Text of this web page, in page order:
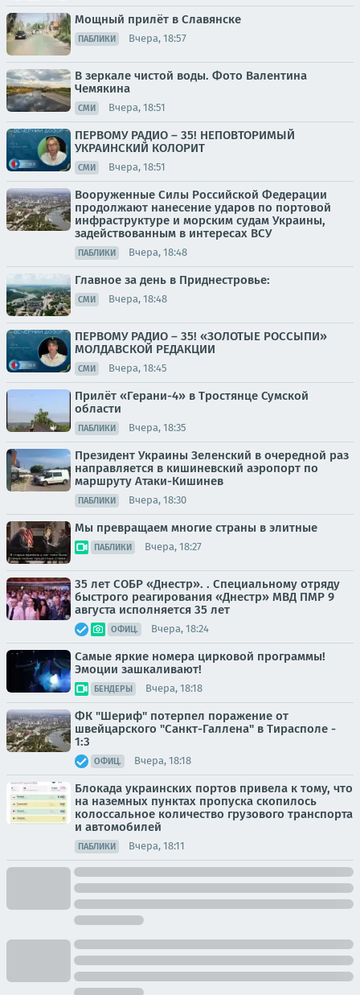
Мощный прилёт в Славянске
ПАБЛИКИ Вчера, 18:57
В зеркале чистой воды. Фото Валентина
Чемякина
СМИ Вчера, 18:51
ПЕРВОМУ РАДИО – 35! НЕПОВТОРИМЫЙ
УКРАИНСКИЙ КОЛОРИТ
СМИ Вчера, 18:51
Вооруженные Силы Российской Федерации
продолжают нанесение ударов по портовой
инфраструктуре и морским судам Украины,
задействованным в интересах ВСУ
ПАБЛИКИ Вчера, 18:48
Главное за день в Приднестровье:
СМИ Вчера, 18:48
ПЕРВОМУ РАДИО – 35! «ЗОЛОТЫЕ РОССЫПИ»
МОЛДАВСКОЙ РЕДАКЦИИ
СМИ Вчера, 18:45
Прилёт «Герани-4» в Тростянце Сумской
области
ПАБЛИКИ Вчера, 18:35
Президент Украины Зеленский в очередной раз
направляется в кишиневский аэропорт по
маршруту Атаки-Кишинев
ПАБЛИКИ Вчера, 18:30
Мы превращаем многие страны в элитные
ПАБЛИКИ Вчера, 18:27
35 лет СОБР «Днестр». . Специальному отряду
быстрого реагирования «Днестр» МВД ПМР 9
августа исполняется 35 лет
ОФИЦ. Вчера, 18:24
Самые яркие номера цирковой программы!
Эмоции зашкаливают!
БЕНДЕРЫ Вчера, 18:18
ФК "Шериф" потерпел поражение от
швейцарского "Санкт-Галлена" в Тирасполе -
1:3
ОФИЦ. Вчера, 18:18
Блокада украинских портов привела к тому, что
на наземных пунктах пропуска скопилось
колоссальное количество грузового транспорта
и автомобилей
ПАБЛИКИ Вчера, 18:11